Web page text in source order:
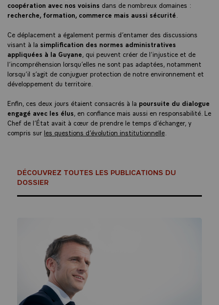
coopération avec nos voisins dans de nombreux domaines :
recherche, formation, commerce mais aussi sécurité
Ce déplacement a également permis d’entamer des discussions
visant à la simplification des normes administratives
appliquées à la Guyane, qui peuvent créer de l’injustice et de
l’incompréhension lorsqu’elles ne sont pas adaptées, notamment
lorsqu’il s’agit de conjuguer protection de notre environnement et
développement du territoire.
Enfin, ces deux jours étaient consacrés à la poursuite du dialogue
engagé avec les élus, en confiance mais aussi en responsabilité. Le
Chef de l’État avait à cœur de prendre le temps d’échanger, y
compris sur les questions d’évolution institutionnelle
DÉCOUVREZ TOUTES LES PUBLICATIONS DU
DOSSIER